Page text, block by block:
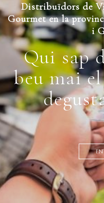
Distribuïdors de
Gourmet en la
i
Qui sap
beu mai